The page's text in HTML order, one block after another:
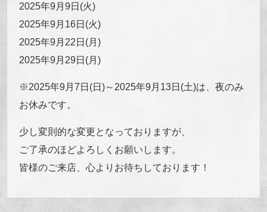
2025年9月9日(火)
2025年9月16日(火)
2025年9月22日(月)
2025年9月29日(月)
※2025年9月7日(日)～2025年9月13日(土)は、夜のみ
お休みです。
少し変則的な変更となっておりますが、
ご了承のほどよろしくお願いします。
皆様のご来店、心よりお待ちしております！